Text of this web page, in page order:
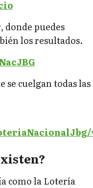
donde puedes
los resultados.
se cuelgan todas las
como la Lotería